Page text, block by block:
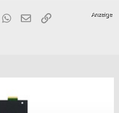
WhatsApp
E-MailLink